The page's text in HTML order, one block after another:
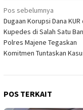
Navigasi
pos
Pos sebelumnya
Dugaan Korupsi Dana KUR
Kupedes di Salah Satu
Polres Majene Tegaskan
Komitmen Tuntaskan
POS TERKAIT